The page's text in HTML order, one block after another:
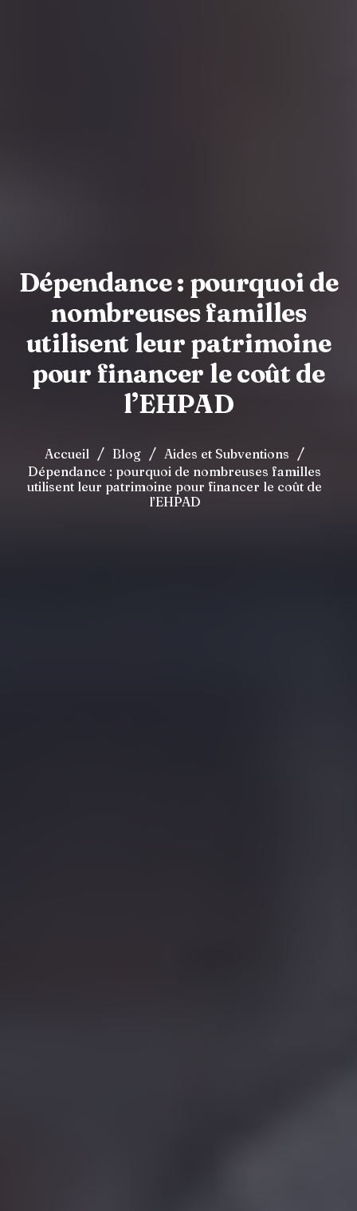
Dépendance : pourquoi de
nombreuses familles
utilisent leur patrimoine
pour financer le coût de
l’EHPAD
Accueil / Blog / Aides et Subventions /
Dépendance : pourquoi de nombreuses familles
utilisent leur patrimoine pour financer le coût de
l’EHPAD